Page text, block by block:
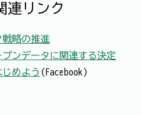
連リンク
略の推進
ンデータに関連する決定
めよう (Facebook)